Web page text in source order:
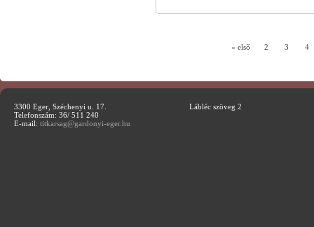
« első 2 3 4
3300 Eger, Széchenyi u. 17.
Telefonszám: 36/ 511 240
E-mail: titkarsag@gardonyi-eger.hu
Lábléc szöveg 2